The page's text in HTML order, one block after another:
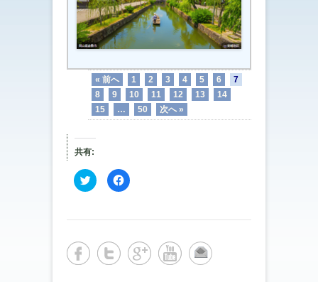
« 前へ 1 2 3 4 5 6
7
8
9 10 11 12 13
14
15
… 50 次へ »
共有:
ク
リ
て
F
a
o
で
共
有